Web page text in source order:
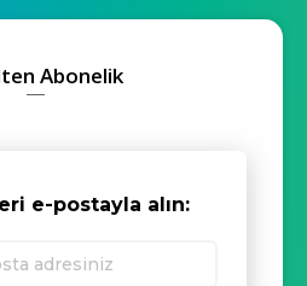
Abonelik
e-postayla alın: